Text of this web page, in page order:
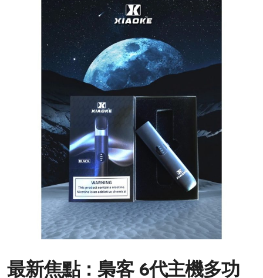
最新焦點：梟客 6代主機多功